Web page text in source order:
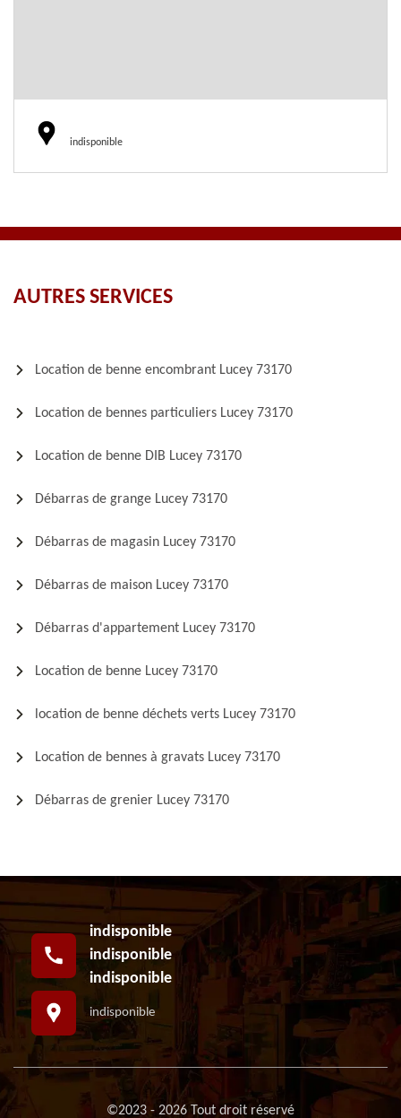
indisponible
AUTRES SERVICES
Location de benne encombrant Lucey 73170
Location de bennes particuliers Lucey 73170
Location de benne DIB Lucey 73170
Débarras de grange Lucey 73170
Débarras de magasin Lucey 73170
Débarras de maison Lucey 73170
Débarras d'appartement Lucey 73170
Location de benne Lucey 73170
location de benne déchets verts Lucey 73170
Location de bennes à gravats Lucey 73170
Débarras de grenier Lucey 73170
indisponible
indisponible
indisponible
indisponible
©2023 - 2026 Tout droit réservé